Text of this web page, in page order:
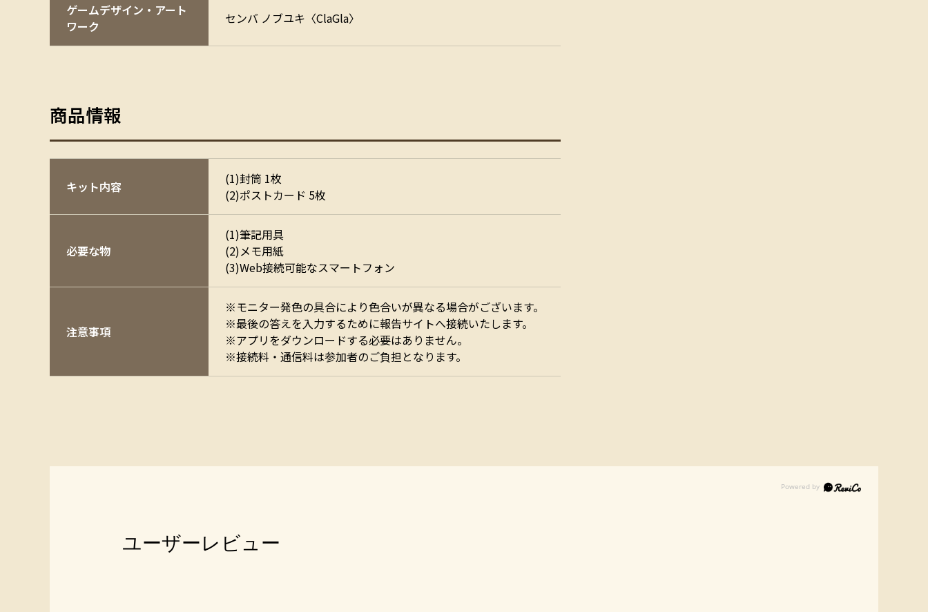
ゲームデザイン・アート
ワーク
センバ ノブユキ〈ClaGla〉
商品情報
キット内容
(1)封筒 1枚
(2)ポストカード 5枚
必要な物
(1)筆記用具
(2)メモ用紙
(3)Web接続可能なスマートフォン
注意事項
※モニター発色の具合により色合いが異なる場合がございます。
※最後の答えを入力するために報告サイトへ接続いたします。
※アプリをダウンロードする必要はありません。
※接続料・通信料は参加者のご負担となります。
ユーザーレビュー